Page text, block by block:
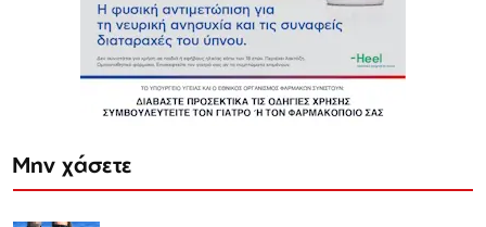
Μην χάσετε